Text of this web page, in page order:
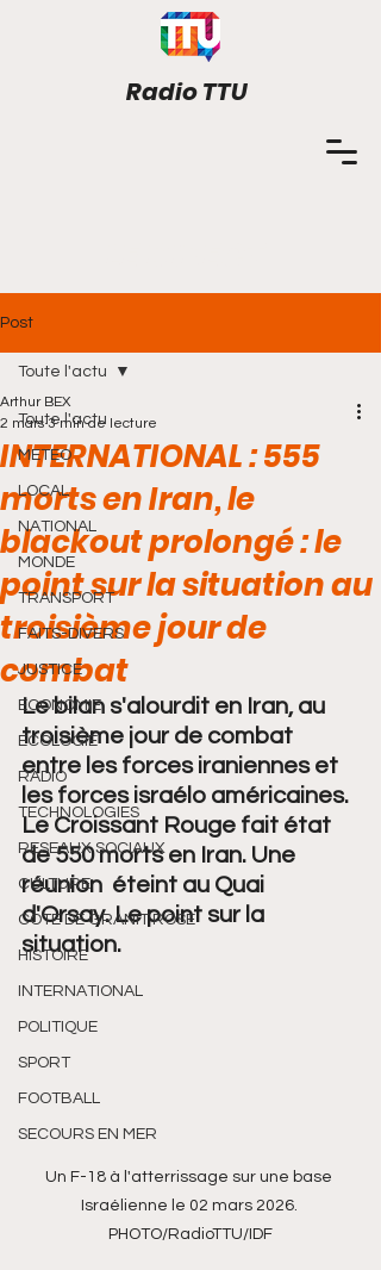
Radio TTU
Post
Toute l'actu
METEO
LOCAL
NATIONAL
MONDE
TRANSPORT
FAITS-DIVERS
JUSTICE
ECONOMIE
ECOLOGIE
RADIO
TECHNOLOGIES
RESEAUX SOCIAUX
CULTURE
COTE DE GRANIT ROSE
HISTOIRE
INTERNATIONAL
POLITIQUE
SPORT
FOOTBALL
SECOURS EN MER
Toute l'actu
INTERNATIONAL : 555
morts en Iran, le
blackout prolongé : le
point sur la situation au
troisième jour de
combat
Arthur BEX
2 mars 3 min de lecture
Le bilan s'alourdit en Iran, au
troisième jour de combat
entre les forces iraniennes et
les forces israélo américaines.
Le Croissant Rouge fait état
de 550 morts en Iran. Une
réunion  éteint au Quai
d'Orsay. Le point sur la
situation.
Un F-18 à l'atterrissage sur une base
Israélienne le 02 mars 2026.
PHOTO/RadioTTU/IDF